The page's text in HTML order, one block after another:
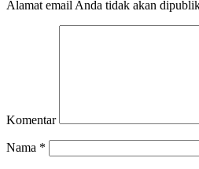
Alamat email Anda tidak akan
Komentar
Nama *